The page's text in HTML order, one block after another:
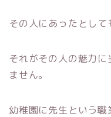
その人にあったとして
それがその人の魅力
ません。
幼稚園に先生という職